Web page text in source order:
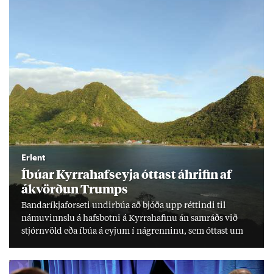
Erlent
Íbú­ar Kyrra­hafs­eyja ótt­ast áhrif­in af
ákvörð­un Trumps
Banda­ríkja­for­seti und­ir­búa að bjóða upp rétt­indi til
námu­vinnslu á hafs­botni á Kyrra­haf­inu án sam­ráðs við
stjórn­völd eða íbúa á eyj­um í ná­grenn­inu, sem ótt­ast um